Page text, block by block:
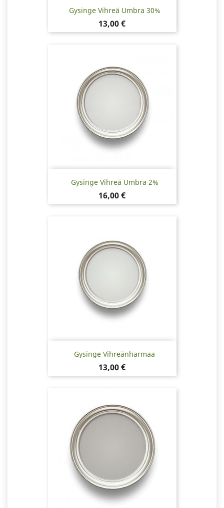
Gysinge Vihreä Umbra 30%
Hinta
13,00 €
Gysinge Vihreä Umbra 2%
Hinta
16,00 €
Gysinge Vihreänharmaa
Hinta
13,00 €